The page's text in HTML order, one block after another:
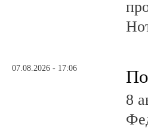
07.08.2026 - 17:06
8